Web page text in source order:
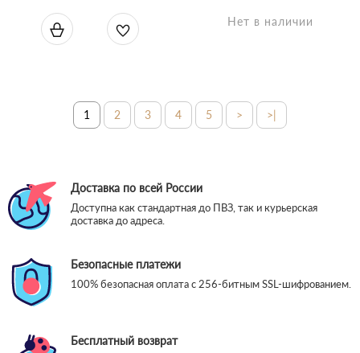
пластиковая ручка, 12249
Нет в наличии
1 2 3 4 5 > >|
Доставка по всей России
Доступна как стандартная до ПВЗ, так и курьерская
доставка до адреса.
Безопасные платежи
100% безопасная оплата с 256-битным SSL-шифрованием.
Бесплатный возврат